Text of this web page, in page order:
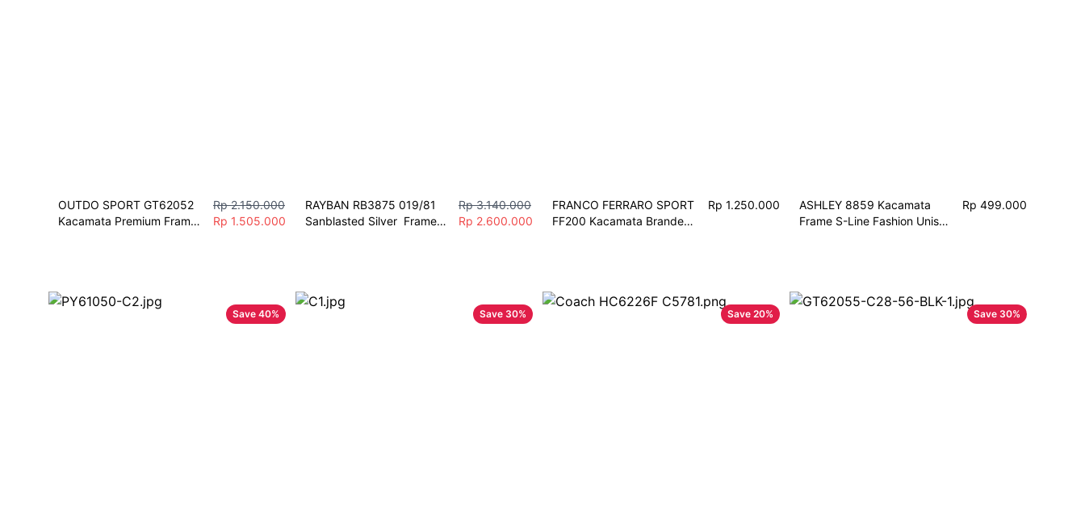
OUTDO SPORT GT62052
Kacamata Premium Frame
Rp 2.150.000
Rp 1.505.000
RAYBAN RB3875 019/81
Sanblasted Silver  Frame
Rp 3.140.000
Rp 2.600.000
FRANCO FERRARO SPORT
FF200 Kacamata Branded
Rp 1.250.000
ASHLEY 8859 Kacamata
Frame S-Line Fashion Unisex
Rp 499.000
Save 40% Save 30% Save 20% Save 30%